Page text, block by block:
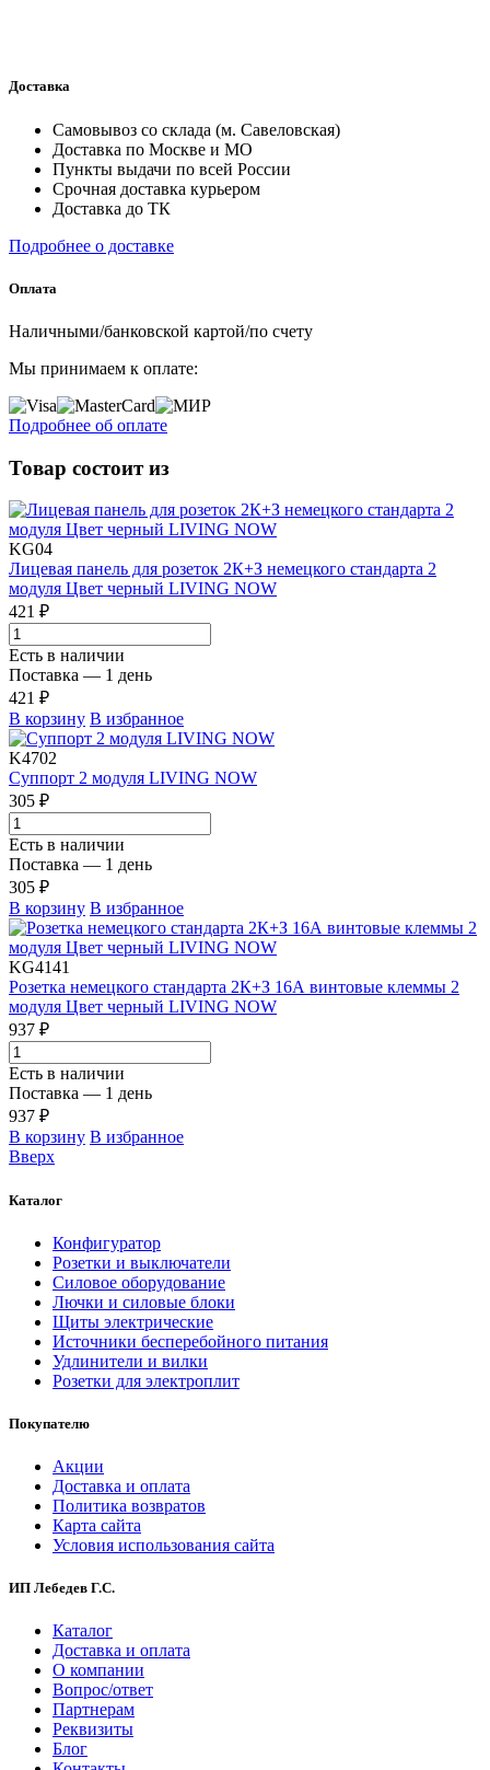
Доставка
Самовывоз со склада (м. Савеловская)
Доставка по Москве и МО
Пункты выдачи по всей России
Срочная доставка курьером
Доставка до ТК
Подробнее о доставке
Оплата
Наличными/банковской картой/по счету
Мы принимаем к оплате:
Подробнее об оплате
Товар состоит из
KG04
Лицевая панель для розеток 2К+З немецкого стандарта 2
модуля Цвет черный LIVING NOW
421 ₽
Есть в наличии
Поставка — 1 день
421 ₽
В корзину В избранное
K4702
Суппорт 2 модуля LIVING NOW
305 ₽
Есть в наличии
Поставка — 1 день
305 ₽
В корзину В избранное
KG4141
Розетка немецкого стандарта 2К+З 16А винтовые клеммы 2
модуля Цвет черный LIVING NOW
937 ₽
Есть в наличии
Поставка — 1 день
937 ₽
В корзину В избранное
Вверх
Каталог
Конфигуратор
Розетки и выключатели
Силовое оборудование
Лючки и силовые блоки
Щиты электрические
Источники бесперебойного питания
Удлинители и вилки
Розетки для электроплит
Покупателю
Акции
Доставка и оплата
Политика возвратов
Карта сайта
Условия использования сайта
ИП Лебедев Г.С.
Каталог
Доставка и оплата
О компании
Вопрос/ответ
Партнерам
Реквизиты
Блог